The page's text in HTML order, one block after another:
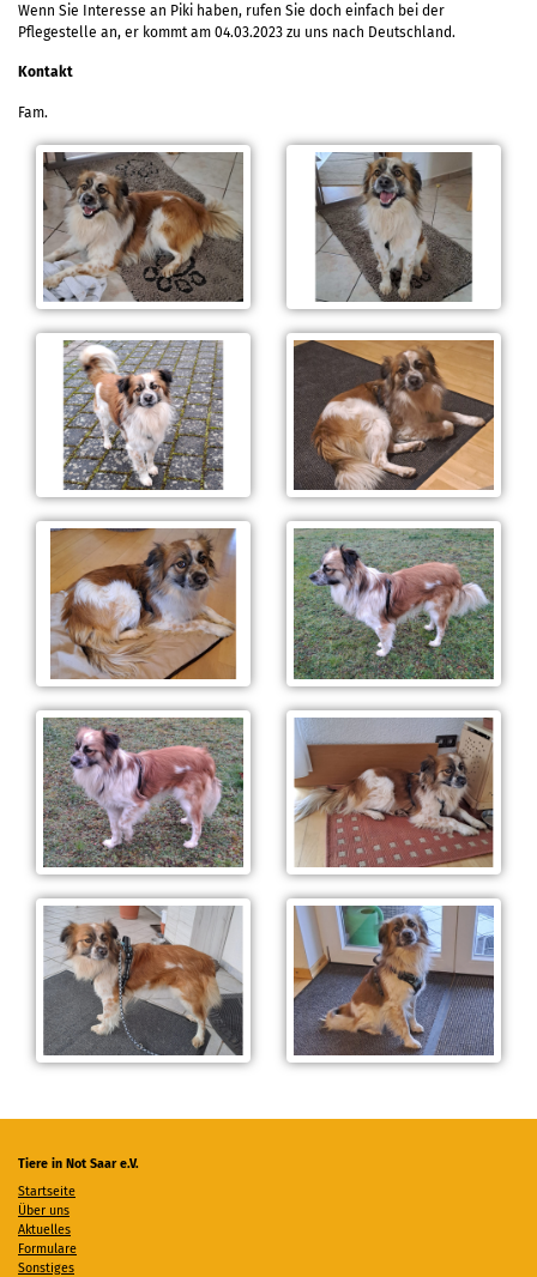
Wenn Sie Interesse an Piki haben, rufen Sie doch einfach bei der
Pflegestelle an, er kommt am 04.03.2023 zu uns nach Deutschland.
Kontakt
Fam.
Tiere in Not Saar e.V.
Startseite
Über uns
Aktuelles
Formulare
Sonstiges